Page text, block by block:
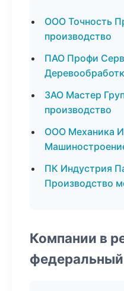
ООО Точность
производство
ПАО Профи
ЗАО Мастер
производство
ООО Механика
ПК Индустрия
Производство
Компании в
федеральный